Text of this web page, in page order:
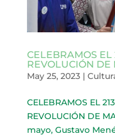
CELEBRAMOS EL
REVOLUCIÓN DE
May 25, 2023|
CELEBRAMOS EL
REVOLUCIÓN DE
mayo, Gustavo